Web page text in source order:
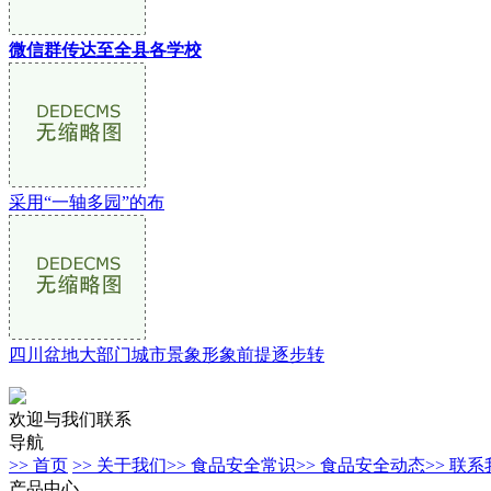
微信群传达至全县各学校
采用“一轴多园”的布
四川盆地大部门城市景象形象前提逐步转
欢迎与我们联系
导航
>> 首页 >> 关于我们>> 食品安全常识>> 食品安全动态>> 联系